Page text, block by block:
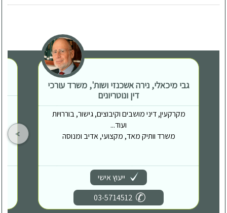
גבי מיכאלי, נירה אשכנזי ושות', משרד עורכי
דין ונוטריונים
מקרקעין, דיני מושבים וקיבוצים, גישור, בוררויות
ועוד...
משרד וותיק מאד, מקצועי, אדיב ומנוסה
ייעוץ אישי
03-5714512